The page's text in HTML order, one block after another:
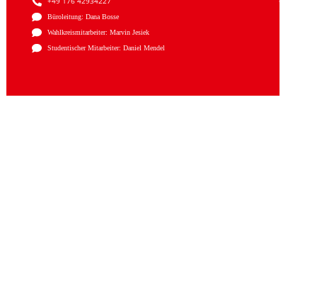
Büroleitung: Dana Bosse
Wahlkreismitarbeiter: Marvin Jesiek
Studentischer Mitarbeiter: Daniel Mendel